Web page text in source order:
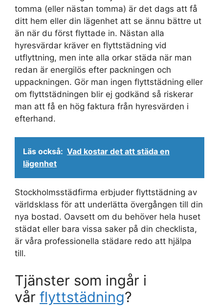
tomma (eller nästan tomma) är det dags att få
ditt hem eller din lägenhet att se ännu bättre ut
än när du först flyttade in. Nästan alla
hyresvärdar kräver en flyttstädning vid
utflyttning, men inte alla orkar städa när man
redan är energilös efter packningen och
uppackningen. Gör man ingen flyttstädning eller
om flyttstädningen blir ej godkänd så riskerar
man att få en hög faktura från hyresvärden i
efterhand.
Läs också: Vad kostar det att städa en
lägenhet
Stockholmsstädfirma erbjuder flyttstädning av
världsklass för att underlätta övergången till din
nya bostad. Oavsett om du behöver hela huset
städat eller bara vissa saker på din checklista,
är våra professionella städare redo att hjälpa
till.
Tjänster som ingår i
vår flyttstädning?